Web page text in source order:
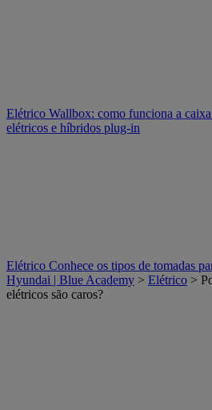
Elétrico Wallbox: como funciona a
elétricos e híbridos plug-in
Elétrico Conhece os tipos de tomadas
Hyundai | Blue Academy > Elétrico >
elétricos são caros?